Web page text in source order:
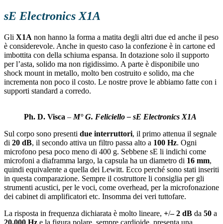
sE Electronics X1A
Gli X1A non hanno la forma a matita degli altri due ed anche il peso
è considerevole. Anche in questo caso la confezione è in cartone ed
imbottita con della schiuma espansa. In dotazione solo il supporto
per l’asta, solido ma non rigidissimo. A parte è disponibile uno
shock mount in metallo, molto ben costruito e solido, ma che
incrementa non poco il costo. Le nostre prove le abbiamo fatte con i
supporti standard a corredo.
Ph. D. Visca – M° G. Feliciello – sE Electronics X1A
Sul corpo sono presenti due interruttori, il primo attenua il segnale
di 20 dB, il secondo attiva un filtro passa alto a 100 Hz. Ogni
microfono pesa poco meno di 400 g. Sebbene sE li indichi come
microfoni a diaframma largo, la capsula ha un diametro di 16 mm,
quindi equivalente a quella dei Lewitt. Ecco perché sono stati inseriti
in questa comparazione. Sempre il costruttore li consiglia per gli
strumenti acustici, per le voci, come overhead, per la microfonazione
dei cabinet di amplificatori etc. Insomma dei veri tuttofare.
La risposta in frequenza dichiarata è molto lineare, +/– 2 dB da 50 a